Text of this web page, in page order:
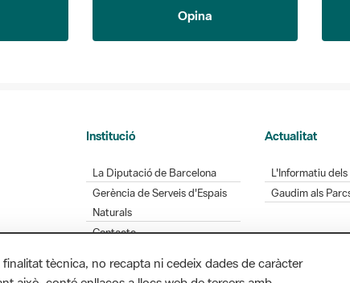
Opina
Institució
La Diputació de Barcelona
Gerència de Serveis d'Espais
Naturals
Contacte
Actualitat
L'Informatiu dels
Gaudim als
tècnica, no recapta ni cedeix dades de caràcter